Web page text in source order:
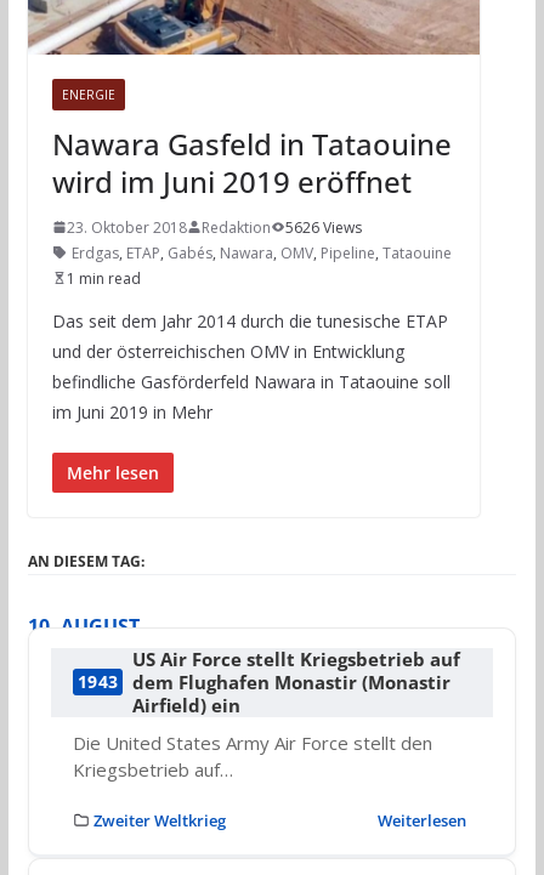
ENERGIE
Nawara Gasfeld in Tataouine
wird im Juni 2019 eröffnet
23. Oktober 2018 Redaktion
5626 Views
Erdgas, ETAP, Gabés, Nawara, OMV, Pipeline, Tataouine
1 min read
Das seit dem Jahr 2014 durch die tunesische ETAP
und der österreichischen OMV in Entwicklung
befindliche Gasförderfeld Nawara in Tataouine soll
im Juni 2019 in Mehr
Mehr lesen
AN DIESEM TAG:
10. AUGUST
1943
US Air Force stellt Kriegsbetrieb auf
dem Flughafen Monastir (Monastir
Airfield) ein
Die United States Army Air Force stellt den
Kriegsbetrieb auf…
Zweiter Weltkrieg Weiterlesen